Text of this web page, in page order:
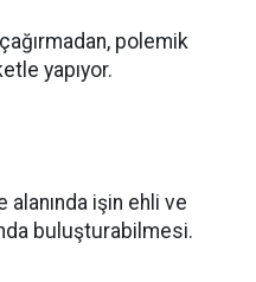
polemik
yapıyor.
alanında işin ehli ve
buluşturabilmesi.